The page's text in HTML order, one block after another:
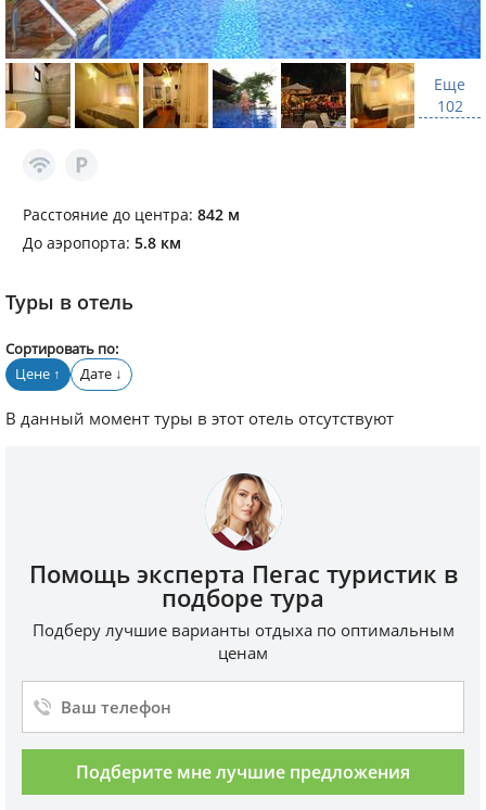
Еще
102
Расстояние до центра: 842 м
До аэропорта: 5.8 км
Туры в отель
Сортировать по:
Цене ↑ Дате ↓
В данный момент туры в этот отель отсутствуют
Помощь эксперта Пегас туристик в
подборе тура
Подберу лучшие варианты отдыха по оптимальным
ценам
Подберите мне лучшие предложения